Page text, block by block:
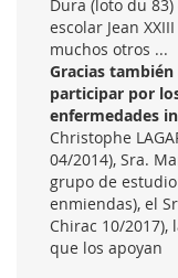
Dura (loto du
escolar Jean
muchos otros ...
Gracias
participar por
enfermedades
Christophe
04/2014), Sra.
grupo de
enmiendas), el
Chirac 10/2017),
que los apoyan